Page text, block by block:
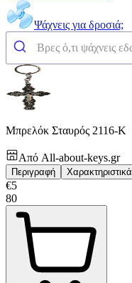
Ψάχνεις για δροσιά;
Μπρελόκ Σταυρός 2116-K
Από All-about-keys.gr
Περιγραφή Χαρακτηριστικά
€5
80